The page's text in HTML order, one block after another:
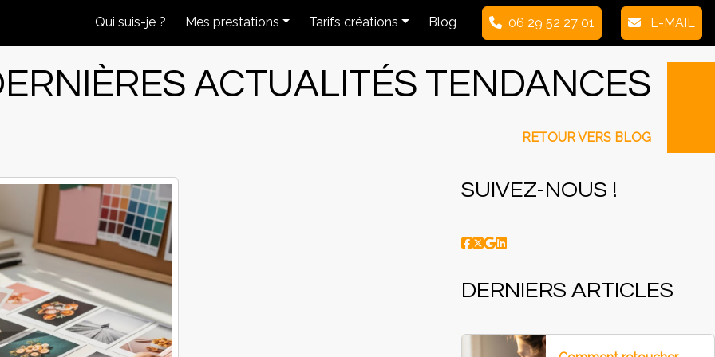
Qui suis-je ? Mes prestations Tarifs créations Blog 06 29 52 27 01 E-MAIL
ACTUALITÉS TENDANCES
RETOUR VERS BLOG
SUIVEZ-NOUS !
DERNIERS ARTICLES